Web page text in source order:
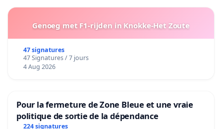
Genoeg met F1-rijden in Knokke-Het Zoute
47 signatures
47 Signatures / 7 jours
4 Aug 2026
Pour la fermeture de Zone Bleue et une vraie
politique de sortie de la dépendance
224 signatures